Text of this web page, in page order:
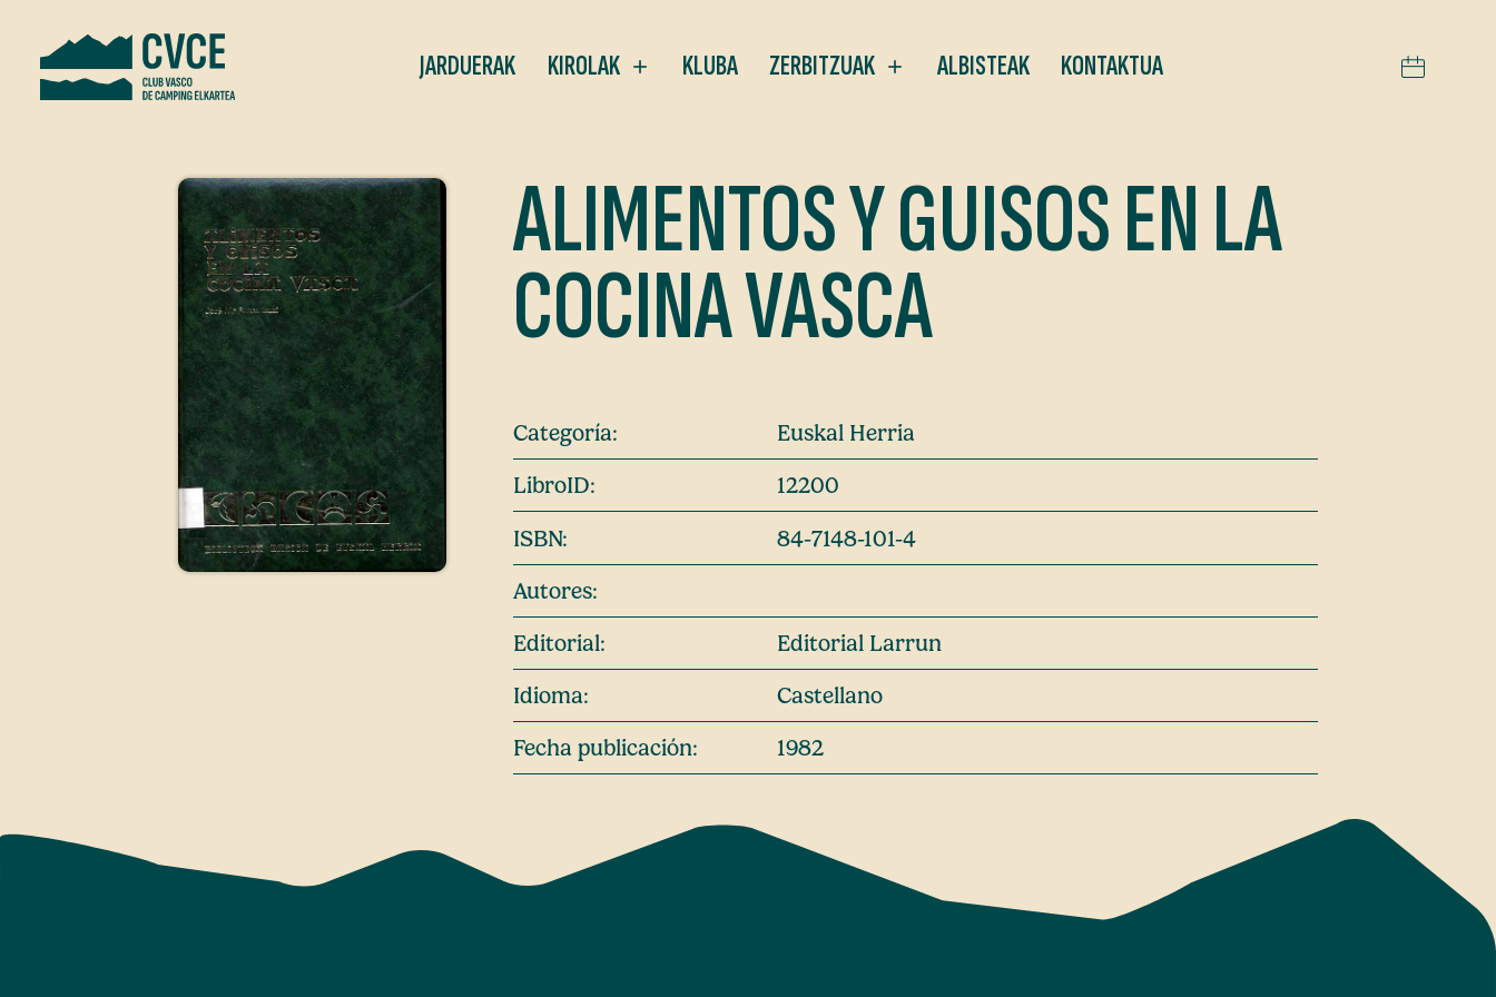
JARDUERAK KIROLAK KLUBA ZERBITZUAK ALBISTEAK KONTAKTUA
ALIMENTOS Y GUISOS EN LA
COCINA VASCA
Categoría:
Euskal Herria
LibroID:
12200
ISBN:
84-7148-101-4
Autores:
Editorial:
Editorial Larrun
Idioma:
Castellano
Fecha publicación:
1982